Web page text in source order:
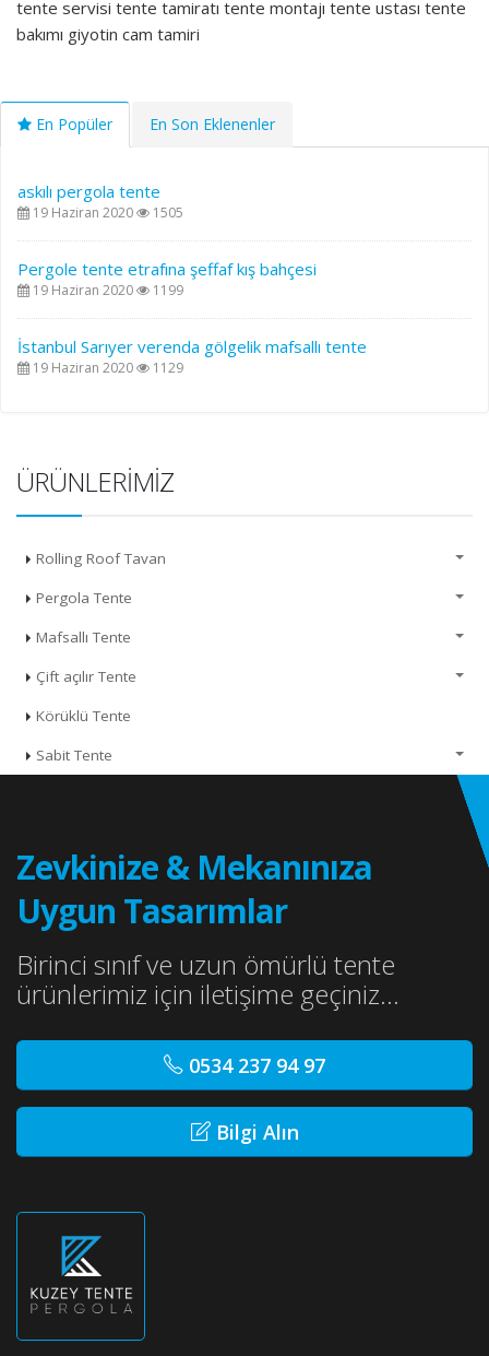
tente servisi tente tamiratı tente montajı tente ustası tente
bakımı giyotin cam tamiri
En Popüler En Son Eklenenler
askılı pergola tente
19 Haziran 2020 1505
Pergole tente etrafına şeffaf kış bahçesi
19 Haziran 2020 1199
İstanbul Sarıyer verenda gölgelik mafsallı tente
19 Haziran 2020 1129
ÜRÜNLERIMIZ
Rolling Roof Tavan
Pergola Tente
Mafsallı Tente
Çift açılır Tente
Körüklü Tente
Sabit Tente
Zevkinize & Mekanınıza
Uygun Tasarımlar
Birinci sınıf ve uzun ömürlü tente
ürünlerimiz için iletişime geçiniz...
0534 237 94 97
Bilgi Alın